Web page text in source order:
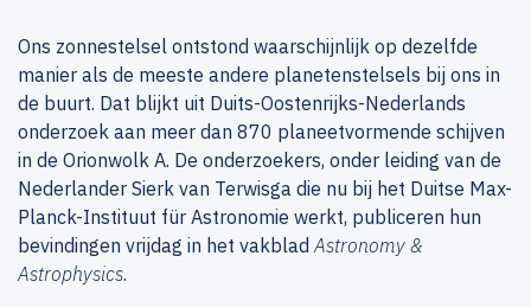
Ons zonnestelsel ontstond waarschijnlijk op dezelfde
manier als de meeste andere planetenstelsels bij ons in
de buurt. Dat blijkt uit Duits-Oostenrijks-Nederlands
onderzoek aan meer dan 870 planeetvormende schijven
in de Orionwolk A. De onderzoekers, onder leiding van de
Nederlander Sierk van Terwisga die nu bij het Duitse Max-
Planck-Instituut für Astronomie werkt, publiceren hun
bevindingen vrijdag in het vakbladAstronomy &
Astrophysics.